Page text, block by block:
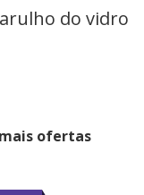
do vidro
ofertas